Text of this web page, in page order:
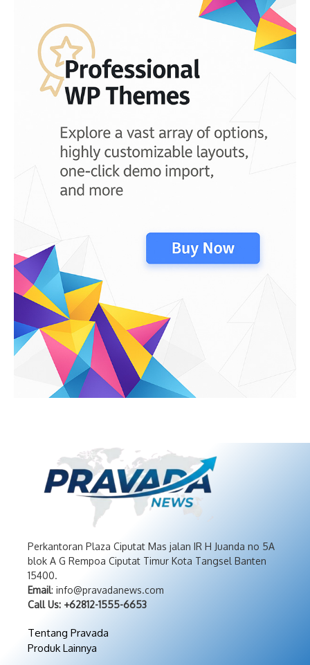
Perkantoran Plaza Ciputat Mas jalan IR H Juanda no 5A
blok A G Rempoa Ciputat Timur Kota Tangsel Banten
15400.
Email: info@pravadanews.com
Call Us: +62812-1555-6653
Tentang Pravada
Produk Lainnya